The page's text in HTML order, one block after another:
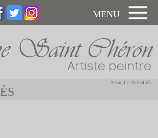
MENU
Accueil > Actualités